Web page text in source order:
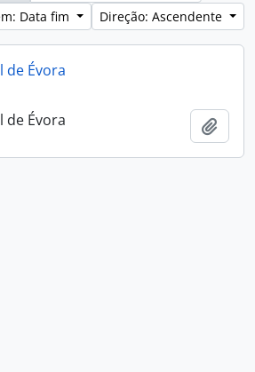
Data fim
Direção: Ascendente
de Évora
de Évora